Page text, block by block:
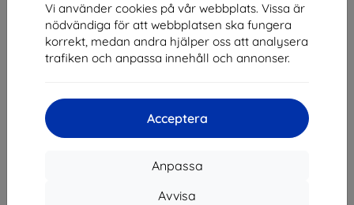
Vi använder cookies på vår webbplats. Vissa är
nödvändiga för att webbplatsen ska fungera
korrekt, medan andra hjälper oss att analysera
trafiken och anpassa innehåll och annonser.
Acceptera
Anpassa
Avvisa
info@top4mobile.eu
Skriv till oss
Lördag och söndag: